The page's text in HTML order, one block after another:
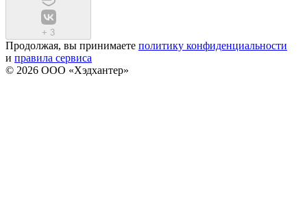
+ 3
Продолжая, вы принимаете политику конфиденциальности
и правила сервиса
© 2026 ООО «Хэдхантер»